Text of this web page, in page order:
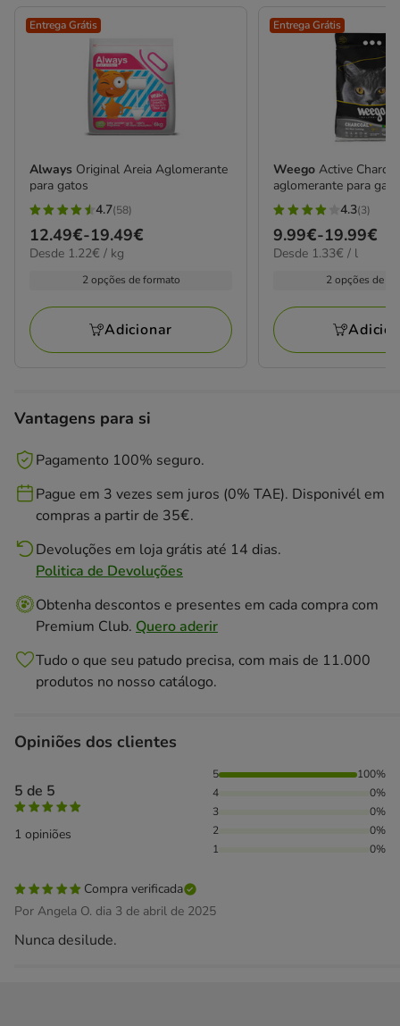
Entrega Grátis
Always Original Areia Aglomerante
para gatos
4.7
estrelas
com
avaliações
4.7(58)
Preço
de
19.49€
12.49€-19.49€
1.22€
Desde 1.22€ / kg
2 opções de formato
Adicionar
Entrega Grátis
WeegoActive
aglomerante para
4.3
estrelas
com
avaliações
4.3(3)
Preço
de
19.99€
9.99€-19.99€
1.33€
Desde 1.33€ / l
2 opções de
Vantagens para si
Pagamento 100% seguro.
Pague em 3 vezes sem juros (0% TAE). Disponivél em
compras a partir de 35€.
Devoluções em loja grátis até 14 dias.
Politica de Devoluções
Obtenha descontos e presentes em cada compra com
Premium Club. Quero aderir
Tudo o que seu patudo precisa, com mais de 11.000
produtos no nosso catálogo.
Opiniões dos clientes
5 de 5
1 opiniões
100% das pessoas avaliaram com 5 estrelas,
5
100%
4
0%
3
0%
2
0%
1
0%
Compra verificada
Por Angela O. dia 3 de abril de 2025
Nunca desilude.